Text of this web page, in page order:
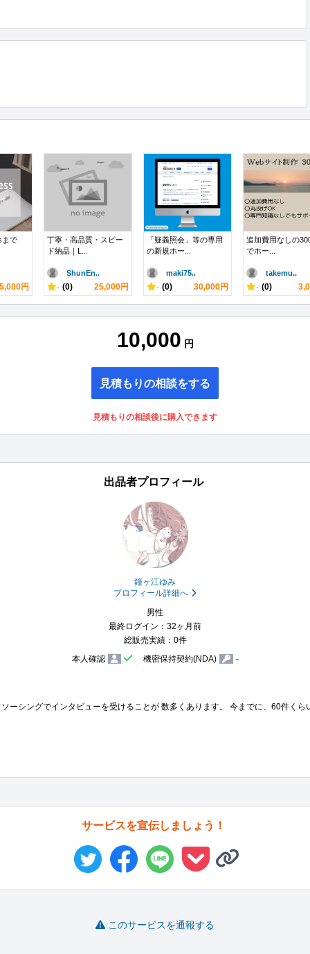
まで
5,000円
丁寧・高品質・スピー
ド納品｜L...
ShunEn..
- (0) 25,000円
「疑義照会」等の専用
の新規ホー...
maki75..
- (0) 30,000円
追加費用なしの
でホー...
takemu..
- (0)
10,000 円
見積もりの相談をする
見積もりの相談後に購入できます
出品者プロフィール
鐘ヶ江ゆみ
プロフィール詳細へ
男性
最終ログイン：32ヶ月前
総販売実績：0件
本人確認
機密保持契約(NDA) -
サービスを宣伝しましょう！
このサービスを通報する